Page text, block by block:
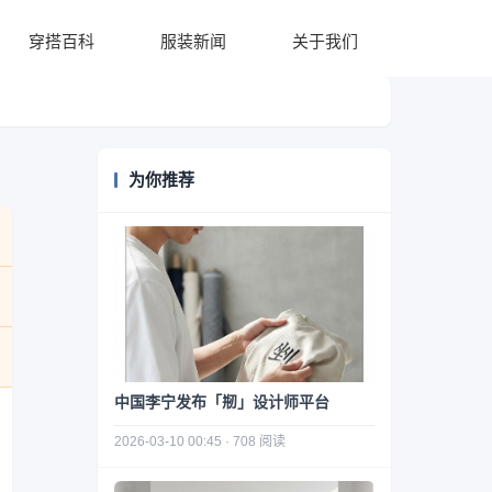
穿搭百科 服装新闻 关于我们
为你推荐
中国李宁发布「剏」设计师平台
2026-03-10 00:45 · 708 阅读